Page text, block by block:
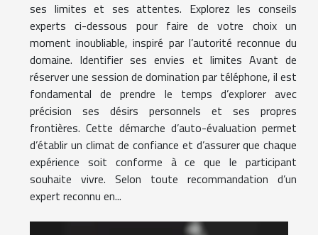
ses limites et ses attentes. Explorez les conseils
experts ci-dessous pour faire de votre choix un
moment inoubliable, inspiré par l’autorité reconnue du
domaine. Identifier ses envies et limites Avant de
réserver une session de domination par téléphone, il est
fondamental de prendre le temps d’explorer avec
précision ses désirs personnels et ses propres
frontières. Cette démarche d’auto-évaluation permet
d’établir un climat de confiance et d’assurer que chaque
expérience soit conforme à ce que le participant
souhaite vivre. Selon toute recommandation d’un
expert reconnu en...